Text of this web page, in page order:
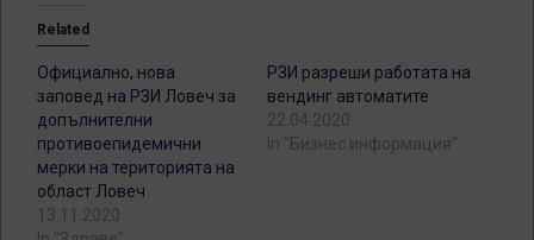
Related
Официално, нова
заповед на РЗИ Ловеч за
допълнителни
противоепидемични
мерки на територията на
област Ловеч
13.11.2020
РЗИ разреши работата на
вендинг автоматите
22.04.2020
In "Бизнес информация"